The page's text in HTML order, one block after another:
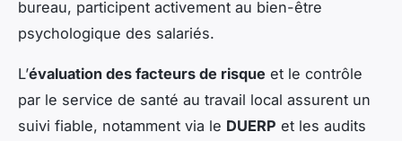
bureau, participent activement au bien-être
psychologique des salariés.
L’évaluation des facteurs de risque et le contrôle
par le service de santé au travail local assurent un
suivi fiable, notamment via le DUERP et les audits